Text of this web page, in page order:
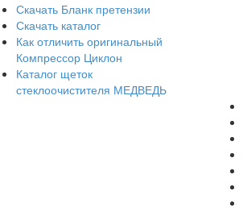
Скачать Бланк претензии
Скачать каталог
Как отличить оригинальный
Компрессор Циклон
Каталог щеток
стеклоочистителя МЕДВЕДЬ